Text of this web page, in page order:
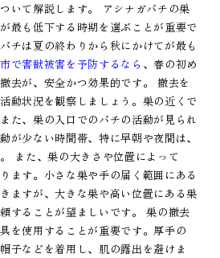
いて解説します。 アシナガバチの巣
最も低下する時期を選ぶことが重要で
チは夏の終わりから秋にかけてが最も
で害獣被害を予防するなら 、春の初め
去が、安全かつ効果的です。 撤去を
動状況を観察しましょう。巣の近くで
た、巣の入口でのバチの活動が見られ
が少ない時間帯、特に早朝や夜間は、
また、巣の大きさや位置によって
ます。小さな巣や手の届く範囲にある
ますが、大きな巣や高い位置にある巣
することが望ましいです。 巣の撤去
を使用することが重要です。厚手の
子などを着用し、肌の露出を避けま